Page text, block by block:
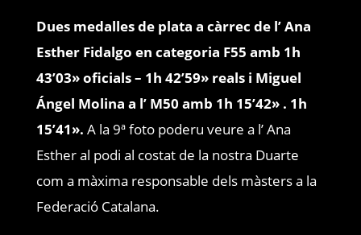
Dues medalles de plata a càrrec de l’ Ana
Esther Fidalgo en categoria F55 amb 1h
43’03» oficials – 1h 42’59» reals i Miguel
Ángel Molina a l’ M50 amb 1h 15’42» . 1h
15’41». A la 9ª foto poderu veure a l’ Ana
Esther al podi al costat de la nostra Duarte
com a màxima responsable dels màsters a la
Federació Catalana.